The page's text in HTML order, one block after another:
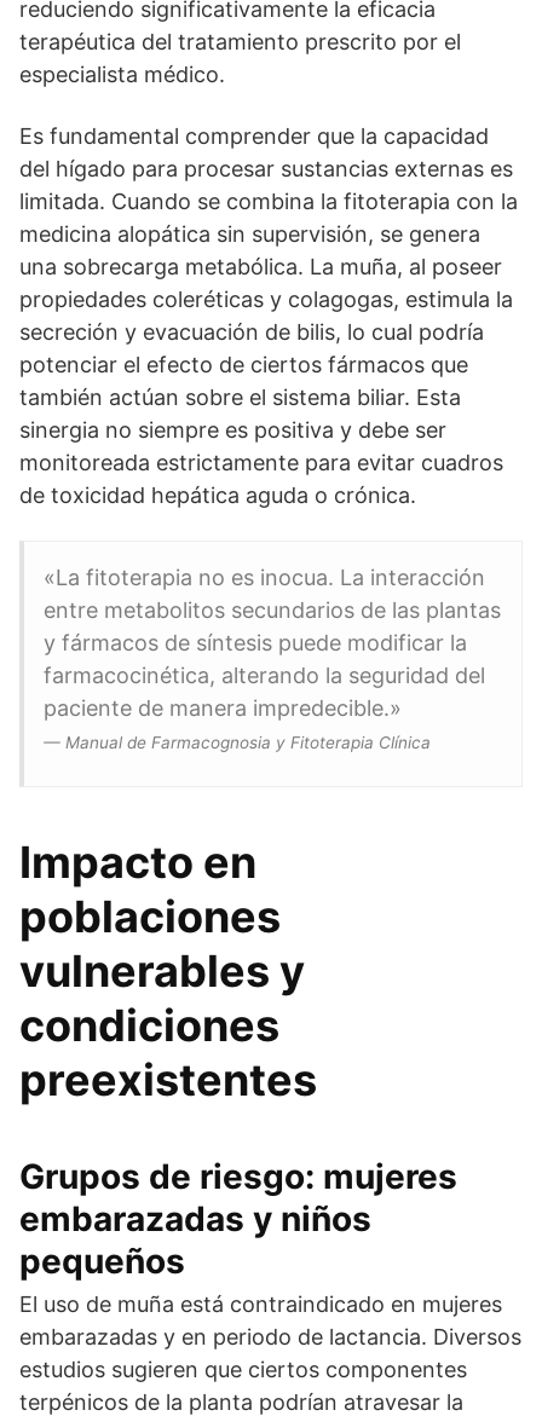
reduciendo significativamente la eficacia
terapéutica del tratamiento prescrito por el
especialista médico.
Es fundamental comprender que la capacidad
del hígado para procesar sustancias externas es
limitada. Cuando se combina la fitoterapia con la
medicina alopática sin supervisión, se genera
una sobrecarga metabólica. La muña, al poseer
propiedades coleréticas y colagogas, estimula la
secreción y evacuación de bilis, lo cual podría
potenciar el efecto de ciertos fármacos que
también actúan sobre el sistema biliar. Esta
sinergia no siempre es positiva y debe ser
monitoreada estrictamente para evitar cuadros
de toxicidad hepática aguda o crónica.
«La fitoterapia no es inocua. La interacción
entre metabolitos secundarios de las plantas
y fármacos de síntesis puede modificar la
farmacocinética, alterando la seguridad del
paciente de manera impredecible.»
— Manual de Farmacognosia y Fitoterapia Clínica
Impacto en
poblaciones
vulnerables y
condiciones
preexistentes
Grupos de riesgo: mujeres
embarazadas y niños
pequeños
El uso de muña está contraindicado en mujeres
embarazadas y en periodo de lactancia. Diversos
estudios sugieren que ciertos componentes
terpénicos de la planta podrían atravesar la